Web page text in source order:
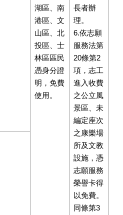
湖區、南
港區、文
山區、北
投區、士
林區區民
憑身分證
明，免費
使用。
長者辦
理。
6.依志願
服務法第
20條第2
項，志工
進入收費
之公立風
景區、未
編定座次
之康樂場
所及文教
設施，憑
志願服務
榮譽卡得
以免費。
同條第3